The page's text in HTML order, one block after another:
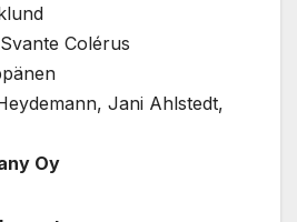
Colérus
Jani Ahlstedt,
Oy